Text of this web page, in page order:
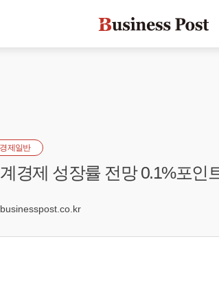
경제일반
경제 성장률 전망 0.1%포인